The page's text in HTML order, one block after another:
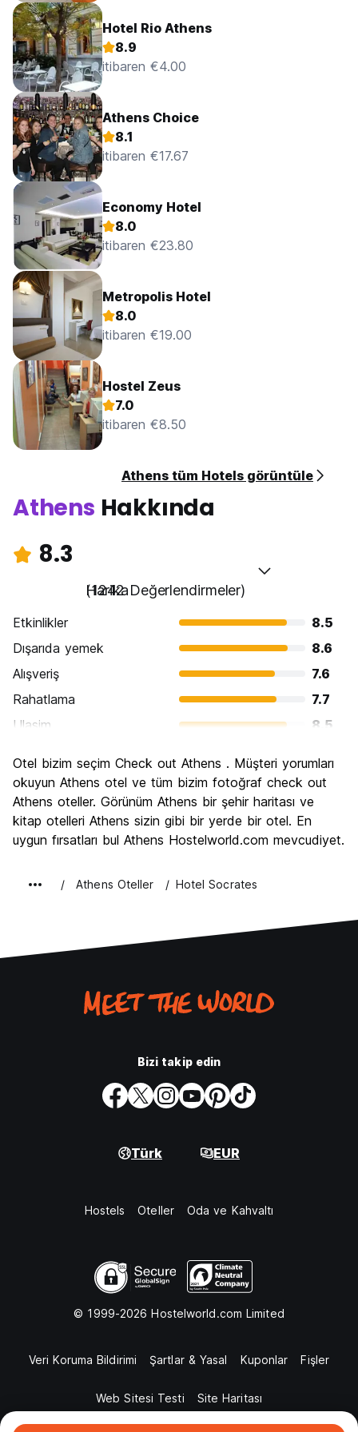
Hotel Rio Athens
8.9
itibaren €4.00
Athens Choice
8.1
itibaren €17.67
Economy Hotel
8.0
itibaren €23.80
Metropolis Hotel
8.0
itibaren €19.00
Hostel Zeus
7.0
itibaren €8.50
Athens tüm Hotels görüntüle
Athens Hakkında
8.3
Harika
(1242 Değerlendirmeler)
Etkinlikler
8.5
Dışarıda yemek
8.6
Alışveriş
7.6
Rahatlama
7.7
Ulasim
8.5
Kültür
9.2
Gece hayatı
7.5
Ekonomik
Otel bizim seçim Check out Athens . Müşteri yorumları
okuyun Athens otel ve tüm bizim fotoğraf check out
Athens oteller. Görünüm Athens bir şehir haritası ve
kitap otelleri Athens sizin gibi bir yerde bir otel. En
uygun fırsatları bul Athens Hostelworld.com mevcudiyet.
Athens Oteller Hotel Socrates
Bizi takip edin
Türk EUR
Hostels Oteller Oda ve Kahvaltı
© 1999-2026 Hostelworld.com Limited
Veri Koruma Bildirimi Şartlar & Yasal Kuponlar Fişler
Web Sitesi Testi Site Haritası